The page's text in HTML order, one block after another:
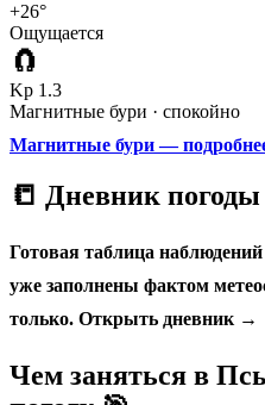
+26°
Ощущается
🧲
Kp 1.3
Магнитные бури · спокойно
Магнитные бури —
📒 Дневник
Готовая таблица
уже заполнены фактом
только. Открыть дневник →
Чем заняться в